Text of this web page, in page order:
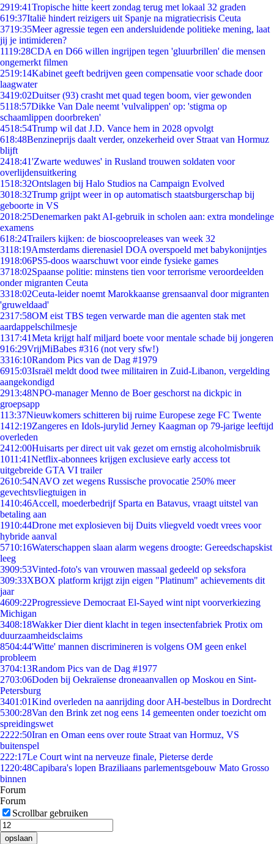
2919:41Tropische hitte keert zondag terug met lokaal 32 graden
619:37Italië hindert reizigers uit Spanje na migratiecrisis Ceuta
3719:35Meer agressie tegen een andersluidende politieke mening, laat
jij je intimideren?
1119:28CDA en D66 willen ingrijpen tegen 'gluurbrillen' die mensen
ongemerkt filmen
2519:14Kabinet geeft bedrijven geen compensatie voor schade door
laagwater
3419:02Duitser (93) crasht met quad tegen boom, vier gewonden
5118:57Dikke Van Dale neemt 'vulvalippen' op: 'stigma op
schaamlippen doorbreken'
4518:54Trump wil dat J.D. Vance hem in 2028 opvolgt
618:48Benzineprijs daalt verder, onzekerheid over Straat van Hormuz
blijft
2418:41'Zwarte weduwes' in Rusland trouwen soldaten voor
overlijdensuitkering
1518:32Ontslagen bij Halo Studios na Campaign Evolved
3018:32Trump grijpt weer in op automatisch staatsburgerschap bij
geboorte in VS
2018:25Denemarken pakt AI-gebruik in scholen aan: extra mondelinge
examens
618:24Trailers kijken: de bioscoopreleases van week 32
3118:19Amsterdams dierenasiel DOA overspoeld met babykonijntjes
1918:06PS5-doos waarschuwt voor einde fysieke games
3718:02Spaanse politie: minstens tien voor terrorisme veroordeelden
onder migranten Ceuta
3318:02Ceuta-leider noemt Marokkaanse grensaanval door migranten
'gruweldaad'
2317:58OM eist TBS tegen verwarde man die agenten stak met
aardappelschilmesje
1317:41Meta krijgt half miljard boete voor mentale schade bij jongeren
916:29VrijMiBabes #316 (not very sfw!)
3316:10Random Pics van de Dag #1979
6915:03Israël meldt dood twee militairen in Zuid-Libanon, vergelding
aangekondigd
2913:48NPO-manager Menno de Boer geschorst na dickpic in
groepsapp
113:37Nieuwkomers schitteren bij ruime Europese zege FC Twente
1412:19Zangeres en Idols-jurylid Jerney Kaagman op 79-jarige leeftijd
overleden
2412:00Huisarts per direct uit vak gezet om ernstig alcoholmisbruik
1011:41Netflix-abonnees krijgen exclusieve early access tot
uitgebreide GTA VI trailer
2610:54NAVO zet wegens Russische provocatie 250% meer
gevechtsvliegtuigen in
1410:46Accell, moederbedrijf Sparta en Batavus, vraagt uitstel van
betaling aan
1910:44Drone met explosieven bij Duits vliegveld voedt vrees voor
hybride aanval
5710:16Waterschappen slaan alarm wegens droogte: Gereedschapskist
leeg
3909:53Vinted-foto's van vrouwen massaal gedeeld op seksfora
309:33XBOX platform krijgt zijn eigen "Platinum" achievements dit
jaar
4609:22Progressieve Democraat El-Sayed wint nipt voorverkiezing
Michigan
3408:18Wakker Dier dient klacht in tegen insectenfabriek Protix om
duurzaamheidsclaims
8504:44'Witte' mannen discrimineren is volgens OM geen enkel
probleem
3704:13Random Pics van de Dag #1977
2703:06Doden bij Oekraïense droneaanvallen op Moskou en Sint-
Petersburg
3401:01Kind overleden na aanrijding door AH-bestelbus in Dordrecht
5300:28Van den Brink zet nog eens 14 gemeenten onder toezicht om
spreidingswet
2222:50Iran en Oman eens over route Straat van Hormuz, VS
buitenspel
222:17Le Court wint na nerveuze finale, Pieterse derde
1220:48Capibara's lopen Braziliaans parlementsgebouw Mato Grosso
binnen
Forum
Forum
Scrollbar gebruiken
opslaan